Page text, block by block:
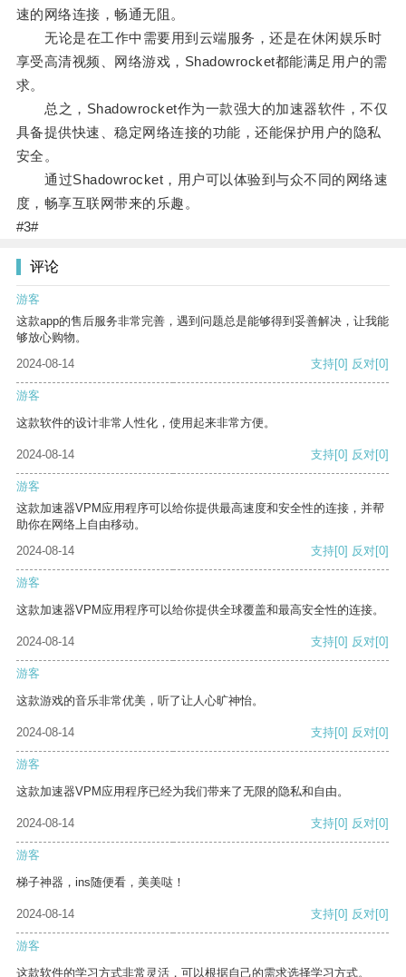
速的网络连接，畅通无阻。
无论是在工作中需要用到云端服务，还是在休闲娱乐时
享受高清视频、网络游戏，Shadowrocket都能满足用户的需
求。
总之，Shadowrocket作为一款强大的加速器软件，不仅
具备提供快速、稳定网络连接的功能，还能保护用户的隐私
安全。
通过Shadowrocket，用户可以体验到与众不同的网络速
度，畅享互联网带来的乐趣。
#3#
评论
游客
这款app的售后服务非常完善，遇到问题总是能够得到妥善解决，让我能
够放心购物。
2024-08-14
支持[0] 反对[0]
游客
这款软件的设计非常人性化，使用起来非常方便。
2024-08-14 支持[0] 反对[0]
游客
这款加速器VPM应用程序可以给你提供最高速度和安全性的连接，并帮
助你在网络上自由移动。
2024-08-14
支持[0] 反对[0]
游客
这款加速器VPM应用程序可以给你提供全球覆盖和最高安全性的连接。
2024-08-14 支持[0] 反对[0]
游客
这款游戏的音乐非常优美，听了让人心旷神怡。
2024-08-14 支持[0] 反对[0]
游客
这款加速器VPM应用程序已经为我们带来了无限的隐私和自由。
2024-08-14 支持[0] 反对[0]
游客
梯子神器，ins随便看，美美哒！
2024-08-14 支持[0] 反对[0]
游客
这款软件的学习方式非常灵活，可以根据自己的需求选择学习方式。